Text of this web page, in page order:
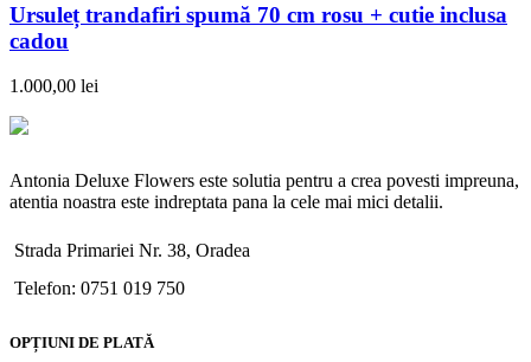
Ursuleț trandafiri spumă 70 cm rosu + cutie inclusa
cadou
1.000,00 lei
Antonia Deluxe Flowers este solutia pentru a crea povesti impreuna,
atentia noastra este indreptata pana la cele mai mici detalii.
Strada Primariei Nr. 38, Oradea
Telefon: 0751 019 750
OPȚIUNI DE PLATĂ